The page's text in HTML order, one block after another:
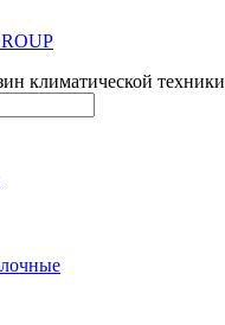
климатической техники